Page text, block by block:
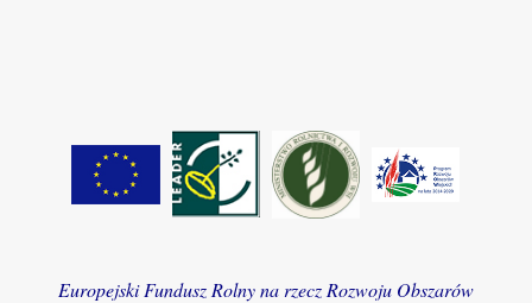
Europejski Fundusz Rolny na rzecz Rozwoju Obszarów